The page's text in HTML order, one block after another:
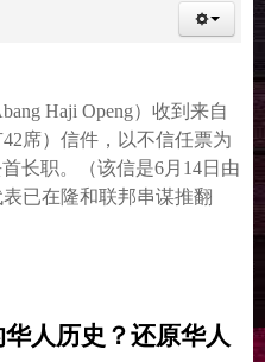
Haji Openg）收到来自
席）信件，以不信任票为
长职。（该信是6月14日由
已在隆和联邦串谋推翻
人历史？还原华人